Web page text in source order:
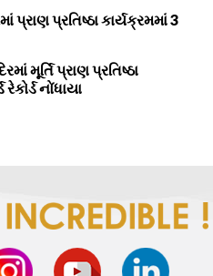
પ્રાણ પ્રતિષ્ઠા કાર્યક્રમમાં 3
મૂર્તિ પ્રાણ પ્રતિષ્ઠા
નોંધાયા